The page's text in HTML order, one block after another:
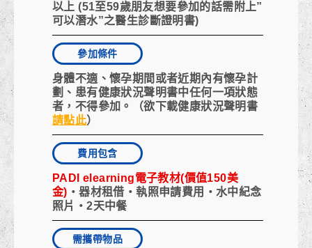
以上 (51至59歲朋友想要參加的話需附上”
可以潛水”之醫生診斷證明書)
參加條件
身體不適、懷孕期間或者近期內有懷孕計
劃、患有健康狀況聲明書中任何一項狀態
者，不得參加。（欲下載健康狀況聲明書
請點此）
費用包含
PADI elearning電子教材(價值150美
金) ・器材租借・執照申請費用・水中紀念
照片・2天中餐
需攜帶物品